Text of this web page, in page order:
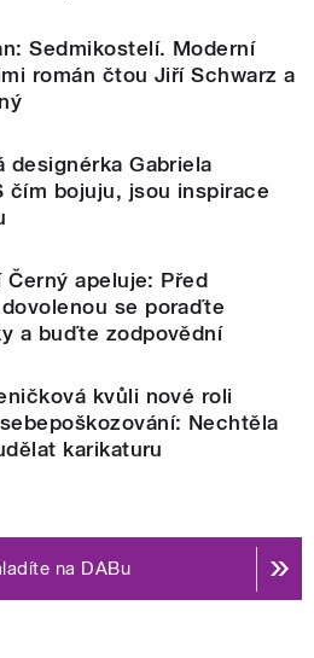
Sedmikostelí. Moderní
román čtou Jiří Schwarz a
designérka Gabriela
čím bojuju, jsou inspirace
Černý apeluje: Před
se poraďte
a buďte zodpovědní
kvůli nové roli
Nechtěla
karikaturu
na DABu